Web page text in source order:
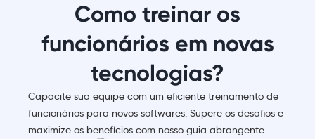
Como treinar os
funcionários em novas
tecnologias?
Capacite sua equipe com um eficiente treinamento de
funcionários para novos softwares. Supere os desafios e
maximize os benefícios com nosso guia abrangente.